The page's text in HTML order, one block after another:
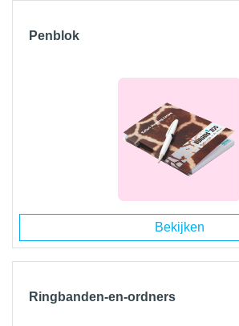
Penblok
Bekijken
Ringbanden-en-ordners